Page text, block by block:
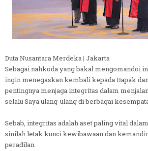
Duta Nusantara Merdeka | Jakarta
Sebagai nahkoda yang bakal mengomandoi
ingin menegaskan kembali kepada Bapak
pentingnya menjaga integritas dalam
selalu Saya ulang-ulang di berbagai
Sebab, integritas adalah aset paling vital
sinilah letak kunci kewibawaan dan
peradilan.